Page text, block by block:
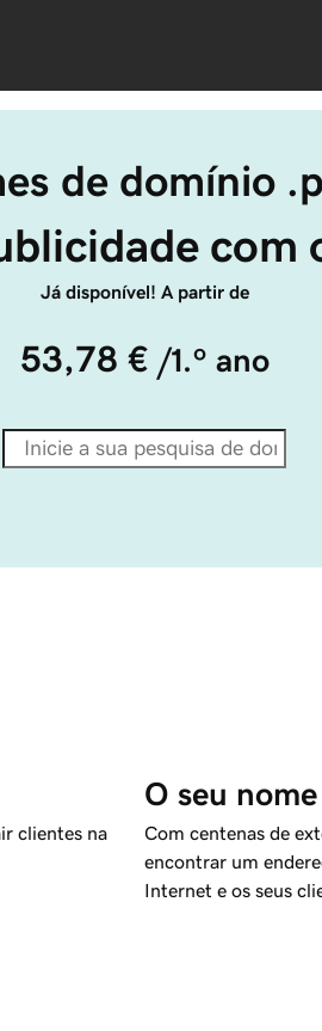
de domínio
com
Já disponível! A partir de
53,78 € /1.º ano
clientes na
O seu
Com centenas de
encontrar um
Internet e os seus